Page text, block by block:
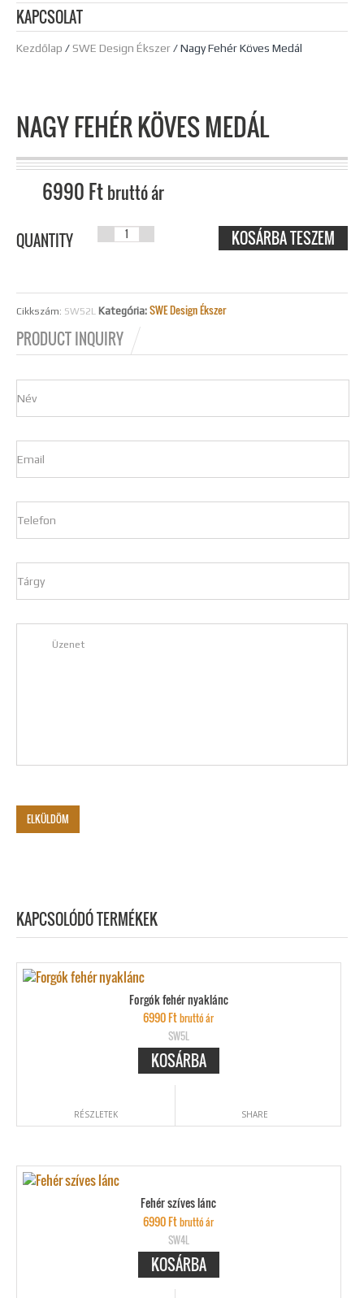
Kezdőlap /SWE Design Ékszer/ Nagy Fehér Köves Medál
NAGY FEHÉR KÖVES MEDÁL
6990Ft bruttó ár
QUANTITY
NAGY FEHÉR
MENNYISÉG
KOSÁRBA TESZEM
Cikkszám: SW52L Kategória: SWE Design Ékszer
PRODUCT INQUIRY
KAPCSOLÓDÓ TERMÉKEK
Forgók fehér nyaklánc
6990Ftbruttó ár
SW5L
KOSÁRBA
RÉSZLETEK SHARE
Fehér szíves lánc
6990Ftbruttó ár
SW4L
KOSÁRBA
KAPCSOLAT